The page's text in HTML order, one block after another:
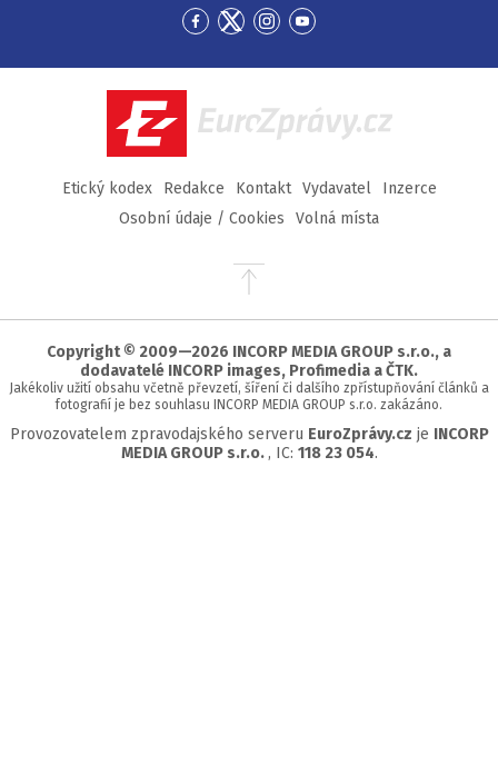
Přejít
Facebook
Přejít
Twitter
Přejít
Instagram
Přejít
YouTube
EuroZprávy.cz
Etický kodex Redakce Kontakt Vydavatel
Inzerce
Osobní údaje / Cookies
Volná místa
Přejít
stránky
Copyright © 2009—2026 INCORP MEDIA GROUP s.r.o., a
dodavatelé INCORP images, Profimedia a ČTK.
Jakékoliv užití obsahu včetně převzetí, šíření či dalšího zpřístupňování článků a
fotografií je bez souhlasu INCORP MEDIA GROUP s.r.o. zakázáno.
Provozovatelem zpravodajského serveru EuroZprávy.cz je INCORP
MEDIA GROUP s.r.o. , IC: 118 23 054.